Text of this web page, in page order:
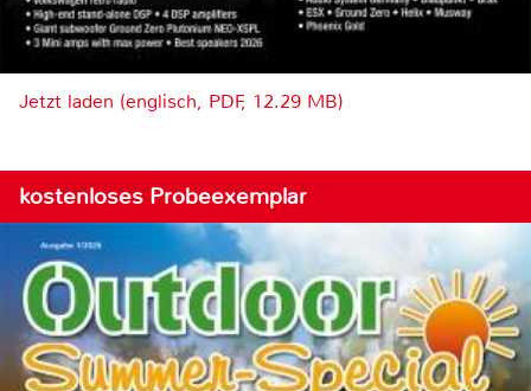
Jetzt laden (englisch, PDF, 12.29 MB)
kostenloses Probeexemplar